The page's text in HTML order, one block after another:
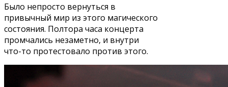
Было непросто вернуться в
привычный мир из этого магического
состояния. Полтора часа концерта
промчались незаметно, и внутри
что-то протестовало против этого.